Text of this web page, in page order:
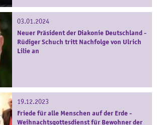
03.01.2024
Neuer Präsident der Diakonie Deutschland -
Rüdiger Schuch tritt Nachfolge von Ulrich
Lilie an
19.12.2023
Friede für alle Menschen auf der Erde -
Weihnachtsgottesdienst für Bewohner der